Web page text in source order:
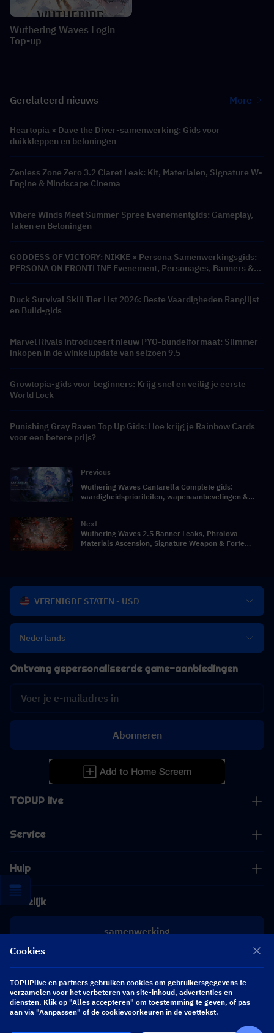
Wuthering Waves Login
Top-up
Gerelateerd nieuws More
Heartopia × Dave the Diver-samenwerking: Gids voor
duikkleppen en beloningen
Zenless Zone Zero 3.2 Claret Leak: Kit, Materialen, Signature W-
Engine & Mindscape Cinema
Where Winds Meet Summer Spree Evenementgids: Gameplay,
Taken en Beloningen
GODDESS OF VICTORY: NIKKE × Persona Samenwerkingsgids:
PERSONA ON FRONTLINE Evenement, Personages, Banners &
Duck Survival Skill Tier List 2026: Beste Vaardigheden Ranglijst
en Build-gids
Marvel Rivals introduceert nieuw PYO-bundelformaat: Slimmer
inkopen in de winkelupdate van seizoen 9.5
Growtopia-gids voor beginners: Krijg snel en veilig je eerste
World Lock
Punishing Gray Raven Top Up Gids: Hoe krijg je Rainbow Cards
voor een betere prijs?
Previous
Wuthering Waves Cantarella Complete gids:
vaardigheidsprioriteiten, wapenaanbevelingen &
Next
Wuthering Waves 2.5 Banner Leaks, Phrolova
Materials Ascension, Signature Weapon & Forte
VERENIGDE STATEN - USD
Nederlands
TOPUP live
Service
Hulp
Zakelijk
samenwerking
[email protected]
Ontvang gepersonaliseerde game-aanbiedingen
Abonneren
Volg ons
Cookies
TOPUPlive en partners gebruiken cookies om gebruikersgegevens te
verzamelen voor het verbeteren van site-inhoud, advertenties en
diensten. Klik op "Alles accepteren" om toestemming te geven, of pas
aan via "Aanpassen" of de cookievoorkeuren in de voettekst.